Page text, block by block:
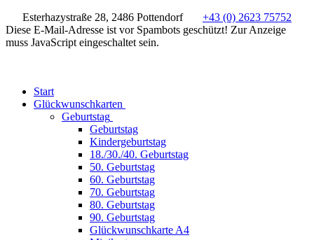
Esterhazystraße 28, 2486 Pottendorf
+43 (0) 2623 75752
Diese E-Mail-Adresse ist vor Spambots geschützt! Zur Anzeige
muss JavaScript eingeschaltet sein.
Start
Glückwunschkarten
Geburtstag
Geburtstag
Kindergeburtstag
18./30./40. Geburtstag
50. Geburtstag
60. Geburtstag
70. Geburtstag
80. Geburtstag
90. Geburtstag
Glückwunschkarte A4